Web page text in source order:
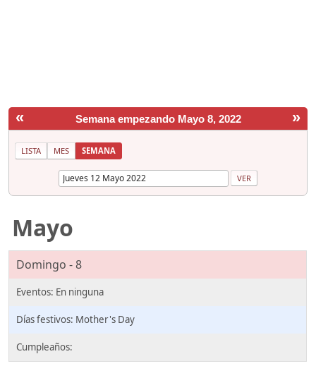
« »
Semana empezando Mayo 8, 2022
LISTA MES SEMANA
Mayo
Domingo - 8
Mother's Day